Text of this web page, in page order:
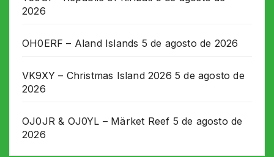
2026
OH0ERF – Aland Islands 5 de agosto de 2026
VK9XY – Christmas Island 2026 5 de agosto de
2026
OJ0JR & OJ0YL – Märket Reef 5 de agosto de
2026